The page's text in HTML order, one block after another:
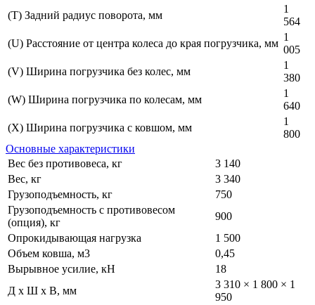
(T) Задний радиус поворота, мм
1
564
(U) Расстояние от центра колеса до края погрузчика, мм
1
005
(V) Ширина погрузчика без колес, мм
1
380
(W) Ширина погрузчика по колесам, мм
1
640
(X) Ширина погрузчика с ковшом, мм
1
800
Основные характеристики
Вес без противовеса, кг
3 140
Вес, кг
3 340
Грузоподъемность, кг
750
Грузоподъемность с противовесом
(опция), кг
900
Опрокидывающая нагрузка
1 500
Объем ковша, м3
0,45
Вырывное усилие, кН
18
Д х Ш х В, мм
3 310 × 1 800 × 1
950